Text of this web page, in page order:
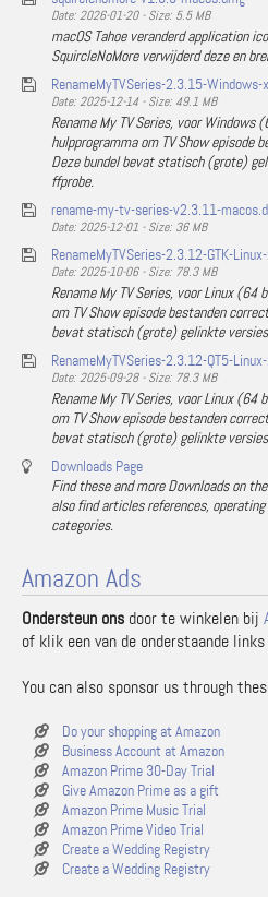
Date: 2026-01-20 - Size: 5.5 MB
macOS Tahoe veranderd application
SquircleNoMore verwijderd deze en
RenameMyTVSeries-2.3.15-
Date: 2025-12-14 - Size: 49.1 MB
Rename My TV Series, voor Windows
hulpprogramma om TV Show episode
Deze bundel bevat statisch (grote)
ffprobe.
rename-my-tv-series-v2.3.11-
Date: 2025-12-01 - Size: 36 MB
RenameMyTVSeries-2.3.12-GTK-
Date: 2025-10-06 - Size: 78.3 MB
Rename My TV Series, voor Linux (64
om TV Show episode bestanden
bevat statisch (grote) gelinkte
RenameMyTVSeries-2.3.12-QT5-
Date: 2025-09-28 - Size: 78.3 MB
Rename My TV Series, voor Linux (64
om TV Show episode bestanden
bevat statisch (grote) gelinkte
Downloads Page
Find these and more Downloads on
also find articles references,
categories.
Amazon Ads
Ondersteun ons door te winkelen bij
of klik een van de onderstaande
You can also sponsor us through
Do your shopping at Amazon
Business Account at Amazon
Amazon Prime 30-Day Trial
Give Amazon Prime as a gift
Amazon Prime Music Trial
Amazon Prime Video Trial
Create a Wedding Registry
Create a Wedding Registry